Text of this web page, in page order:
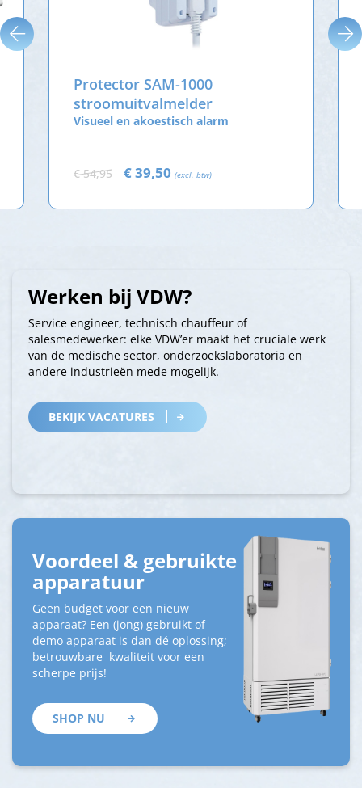
Protector SAM-1000
stroomuitvalmelder
Visueel en akoestisch alarm
€ 54,95 € 39,50 (excl. btw)
Werken bij VDW?
Service engineer, technisch chauffeur of
salesmedewerker: elke VDW’er maakt het cruciale werk
van de medische sector, onderzoekslaboratoria en
andere industrieën mede mogelijk.
BEKIJK VACATURES
Voordeel & gebruikte
apparatuur
Geen budget voor een nieuw
apparaat? Een (jong) gebruikt of
demo apparaat is dan dé oplossing;
betrouwbare kwaliteit voor een
scherpe prijs!
SHOP NU